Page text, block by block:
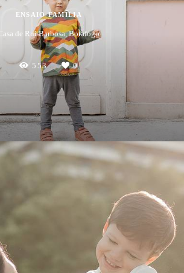
ENSAIO FAMÍLIA
de Rui Barbosa, Botafogo
553 0